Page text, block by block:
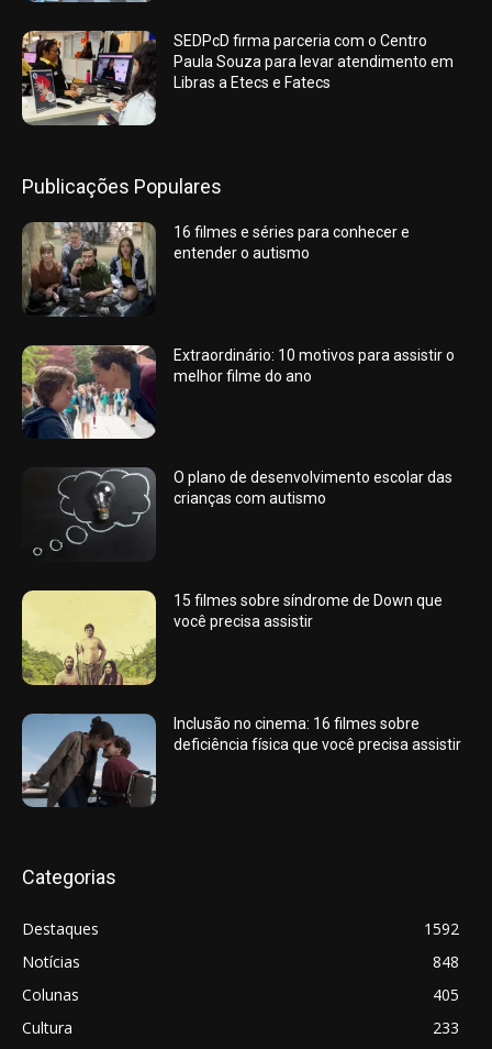
SEDPcD firma parceria com o Centro
Paula Souza para levar atendimento em
Libras a Etecs e Fatecs
Publicações Populares
16 filmes e séries para conhecer e
entender o autismo
Extraordinário: 10 motivos para assistir o
melhor filme do ano
O plano de desenvolvimento escolar das
crianças com autismo
15 filmes sobre síndrome de Down que
você precisa assistir
Inclusão no cinema: 16 filmes sobre
deficiência física que você precisa assistir
Categorias
Destaques
1592
Notícias
848
Colunas
405
Cultura
233